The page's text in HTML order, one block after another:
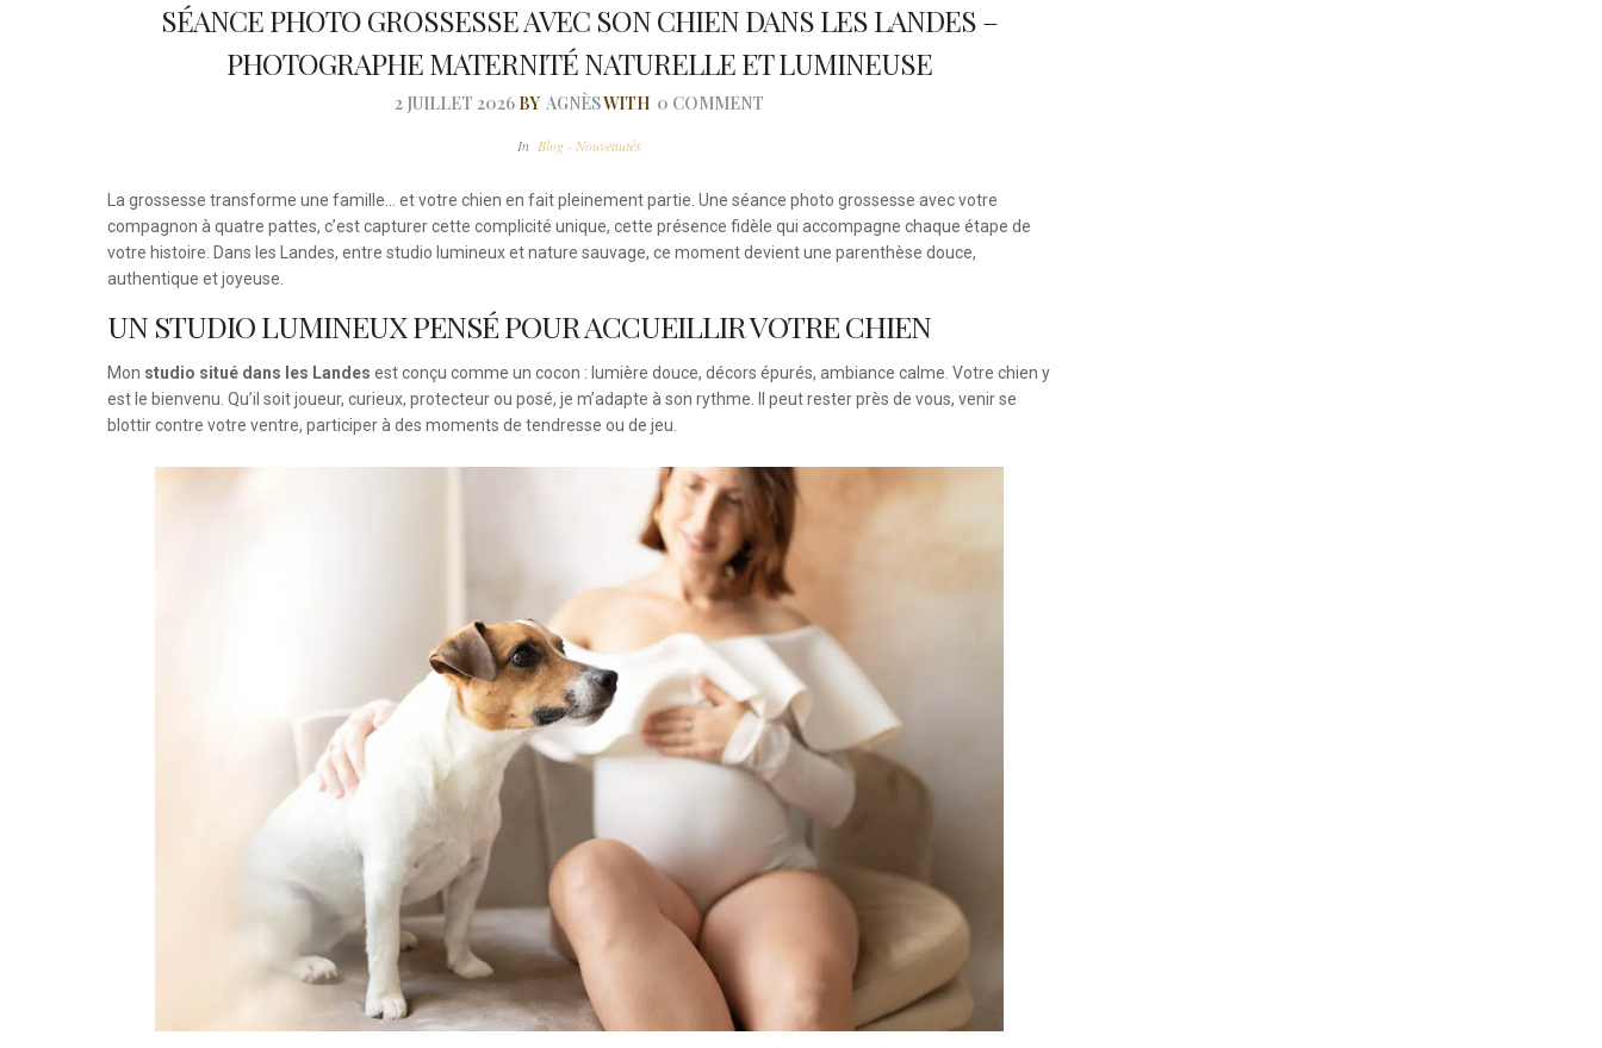
SÉANCE PHOTO GROSSESSE AVEC SON CHIEN DANS LES LANDES –
PHOTOGRAPHE MATERNITÉ NATURELLE ET LUMINEUSE
2 JUILLET 2026 BY AGNÈSWITH 0 COMMENT
In Blog - Nouveautés
La grossesse transforme une famille… et votre chien en fait pleinement partie. Une séance photo grossesse avec votre
compagnon à quatre pattes, c’est capturer cette complicité unique, cette présence fidèle qui accompagne chaque étape de
votre histoire. Dans les Landes, entre studio lumineux et nature sauvage, ce moment devient une parenthèse douce,
authentique et joyeuse.
UN STUDIO LUMINEUX PENSÉ POUR ACCUEILLIR VOTRE CHIEN
Mon studio situé dans les Landes est conçu comme un cocon : lumière douce, décors épurés, ambiance calme. Votre chien y
est le bienvenu. Qu’il soit joueur, curieux, protecteur ou posé, je m’adapte à son rythme. Il peut rester près de vous, venir se
blottir contre votre ventre, participer à des moments de tendresse ou de jeu.